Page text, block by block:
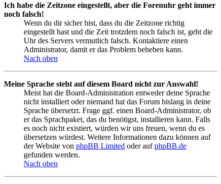
Ich habe die Zeitzone eingestellt, aber die Forenuhr geht immer
noch falsch!
Wenn du dir sicher bist, dass du die Zeitzone richtig
eingestellt hast und die Zeit trotzdem noch falsch ist, geht die
Uhr des Servers vermutlich falsch. Kontaktiere einen
Administrator, damit er das Problem beheben kann.
Nach oben
Meine Sprache steht auf diesem Board nicht zur Auswahl!
Meist hat die Board-Administration entweder deine Sprache
nicht installiert oder niemand hat das Forum bislang in deine
Sprache übersetzt. Frage ggf. einen Board-Administrator, ob
er das Sprachpaket, das du benötigst, installieren kann. Falls
es noch nicht existiert, würden wir uns freuen, wenn du es
übersetzen würdest. Weitere Informationen dazu können auf
der Website von phpBB Limited oder aufphpBB.de
gefunden werden.
Nach oben